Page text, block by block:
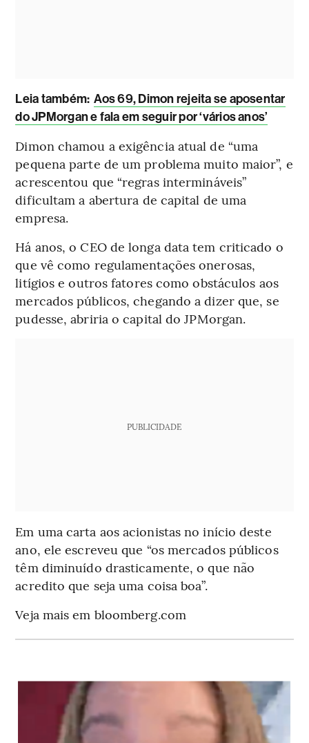
Leia também: Aos 69, Dimon rejeita se aposentar
do JPMorgan e fala em seguir por ‘vários anos’
Dimon chamou a exigência atual de “uma
pequena parte de um problema muito maior”, e
acrescentou que “regras intermináveis”
dificultam a abertura de capital de uma
empresa.
Há anos, o CEO de longa data tem criticado o
que vê como regulamentações onerosas,
litígios e outros fatores como obstáculos aos
mercados públicos, chegando a dizer que, se
pudesse, abriria o capital do JPMorgan.
PUBLICIDADE
Em uma carta aos acionistas no início deste
ano, ele escreveu que “os mercados públicos
têm diminuído drasticamente, o que não
acredito que seja uma coisa boa”.
Veja mais em bloomberg.com